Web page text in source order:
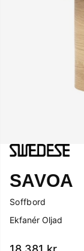
SAVOA
Soffbord
Ekfanér Oljad